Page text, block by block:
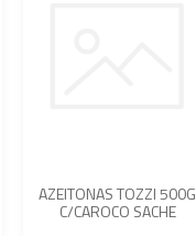
AZEITONAS TOZZI 500G
C/CAROCO SACHE